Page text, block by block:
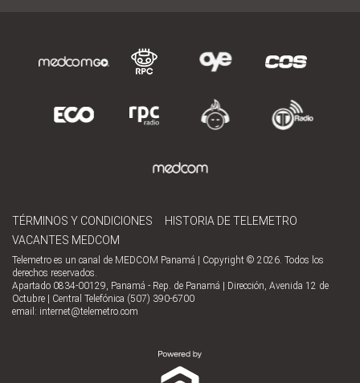
TÉRMINOS Y CONDICIONES
HISTORIA DE TELEMETRO
VACANTES MEDCOM
Telemetro es un canal de MEDCOM Panamá | Copyright © 2026. Todos los
derechos reservados.
Apartado 0834-00129, Panamá - Rep. de Panamá | Dirección, Avenida 12 de
Octubre | Central Telefónica (507) 390-6700
email: internet@telemetro.com